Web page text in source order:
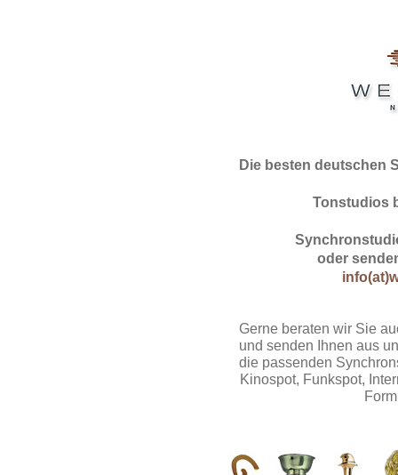
Die besten deutschen
Tonstudios
oder
Gerne beraten wir Sie
und senden Ihnen aus
die passenden
Kinospot, Funkspot,